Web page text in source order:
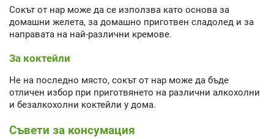
Сокът от нар може да се използва като основа за
домашни желета, за домашно приготвен сладолед и за
направата на най-различни кремове.
За коктейли
Не на последно място, сокът от нар може да бъде
отличен избор при приготвянето на различни алкохолни
и безалкохолни коктейли у дома.
Съвети за консумация